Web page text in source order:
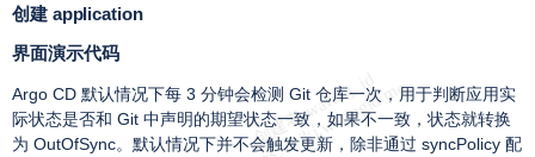
创建 application
界面演示代码
Argo CD 默认情况下每 3 分钟会检测 Git 仓库一次，用于判断应用实
际状态是否和 Git 中声明的期望状态一致，如果不一致，状态就转换
为 OutOfSync。默认情况下并不会触发更新，除非通过 syncPolicy 配